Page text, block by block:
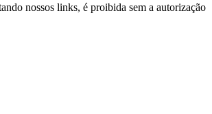
nossos links, é proibida sem a autorização